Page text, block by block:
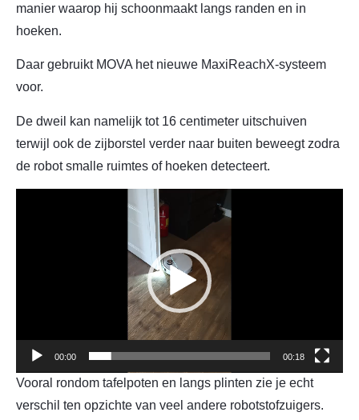
manier waarop hij schoonmaakt langs randen en in
hoeken.
Daar gebruikt MOVA het nieuwe MaxiReachX-systeem
voor.
De dweil kan namelijk tot 16 centimeter uitschuiven
terwijl ook de zijborstel verder naar buiten beweegt zodra
de robot smalle ruimtes of hoeken detecteert.
00:00 00:18
Vooral rondom tafelpoten en langs plinten zie je echt
verschil ten opzichte van veel andere robotstofzuigers.